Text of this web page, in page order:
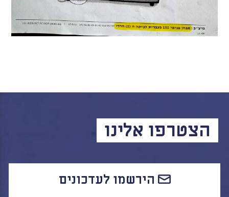
הצטרפו אלינו
הירשמו לעדכונים